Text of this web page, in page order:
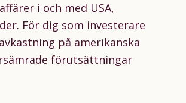
i och med USA,
För dig som investerare
på amerikanska
förutsättningar